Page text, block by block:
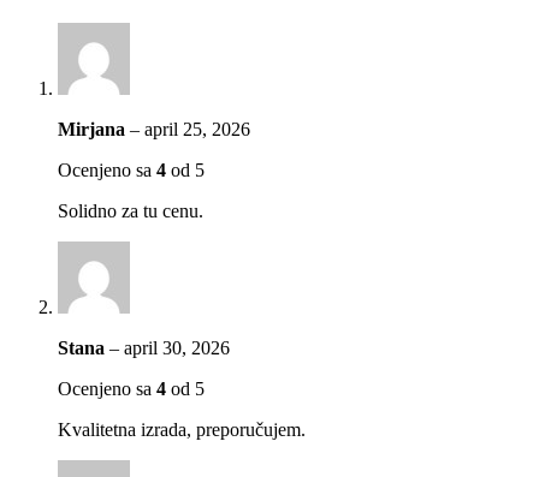
Mirjana – april 25, 2026
Ocenjeno sa 4 od 5
Solidno za tu cenu.
Stana – april 30, 2026
Ocenjeno sa 4 od 5
Kvalitetna izrada, preporučujem.